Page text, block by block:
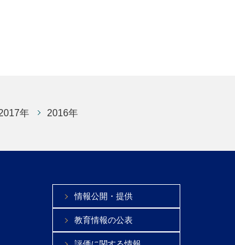
年 2016年
情報公開・提供
教育情報の公表